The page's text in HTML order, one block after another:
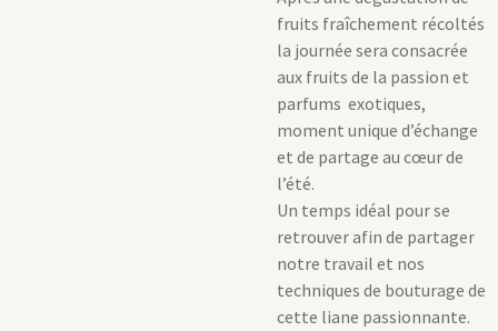
fruits fraîchement récoltés
la journée sera consacrée
aux fruits de la passion et
parfums exotiques,
moment unique d’échange
et de partage au cœur de
l’été.
Un temps idéal pour se
retrouver afin de partager
notre travail et nos
techniques de bouturage de
cette liane passionnante.